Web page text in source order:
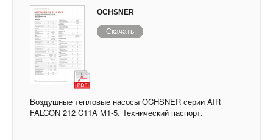
OCHSNER
Скачать
Воздушные тепловые насосы OCHSNER серии AIR
FALCON 212 C11A M1-5. Технический паспорт.